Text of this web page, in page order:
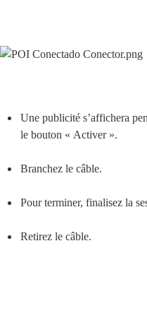
Une publicité s’affichera
le bouton « Activer ».
Branchez le câble.
Pour terminer, finalisez la
Retirez le câble.